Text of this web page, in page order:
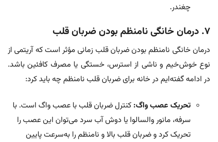
چغندر.
۷. درمان خانگی نامنظم بودن ضربان قلب
درمان خانگی نامنظم بودن ضربان قلب زمانی مؤثر است که آریتمی از
نوع خوش‌خیم و ناشی از استرس، خستگی یا مصرف کافئین باشد.
در ادامه گفته‌ایم در خانه برای ضربان قلب نامنظم چه باید کرد:
تحریک عصب واگ: کنترل ضربان قلب با عصب واگ است. با
سرفه، مانور والسالوا یا دوش آب سرد می‌توان این عصب را
تحریک کرد و ضربان قلب بالا و نامنظم را به‌سرعت پایین